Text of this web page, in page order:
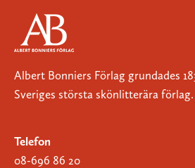
Albert Bonniers Förlag grundades
Sveriges största skönlitterära förlag.
Telefon
08-696 86 20